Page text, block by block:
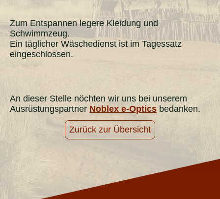
Zum Entspannen legere Kleidung und
Schwimmzeug.
Ein täglicher Wäschedienst ist im Tagessatz
eingeschlossen.
An dieser Stelle nöchten wir uns bei unserem
Ausrüstungspartner Noblex e-Optics bedanken.
Zurück zur Übersicht